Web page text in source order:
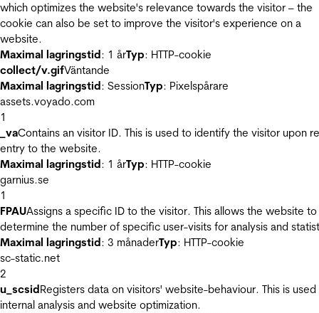
which optimizes the website's relevance towards the visitor – the
cookie can also be set to improve the visitor's experience on a
website.
Maximal lagringstid: 1 årTyp: HTTP-cookie
collect/v.gifVäntande
Maximal lagringstid: SessionTyp: Pixelspårare
assets.voyado.com
1
_vaContains an visitor ID. This is used to identify the visitor upon
entry to the website.
Maximal lagringstid: 1 årTyp: HTTP-cookie
garnius.se
1
FPAUAssigns a specific ID to the visitor. This allows the website to
determine the number of specific user-visits for analysis and
Maximal lagringstid: 3 månaderTyp: HTTP-cookie
sc-static.net
2
u_scsidRegisters data on visitors' website-behaviour. This is
internal analysis and website optimization.